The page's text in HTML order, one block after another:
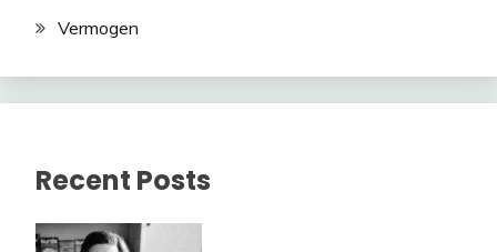
Vermogen
Recent Posts